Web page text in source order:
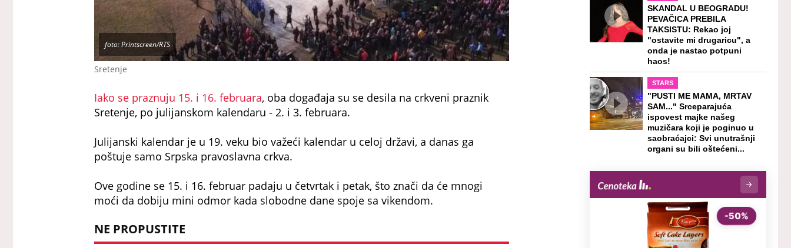
Sretenje
foto: Printscreen/RTS
Iako se praznuju 15. i 16. februara, oba događaja su se desila na crkveni praznik
Sretenje, po julijanskom kalendaru - 2. i 3. februara.
Julijanski kalendar je u 19. veku bio važeći kalendar u celoj državi, a danas ga
poštuje samo Srpska pravoslavna crkva.
Ove godine se 15. i 16. februar padaju u četvrtak i petak, što znači da će mnogi
moći da dobiju mini odmor kada slobodne dane spoje sa vikendom.
NE PROPUSTITE
SKANDAL U BEOGRADU!
PEVAČICA PREBILA
TAKSISTU: Rekao joj
"ostavite mi drugaricu", a
onda je nastao potpuni
haos!
STARS
"PUSTI ME MAMA, MRTAV
SAM..." Srceparajuća
ispovest majke našeg
muzičara koji je poginuo u
saobraćajci: Svi unutrašnji
organi su bili oštećeni...